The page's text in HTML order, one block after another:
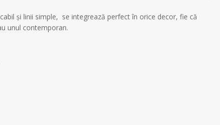
și linii simple, se integrează perfect în orice decor, fie că
unul contemporan.